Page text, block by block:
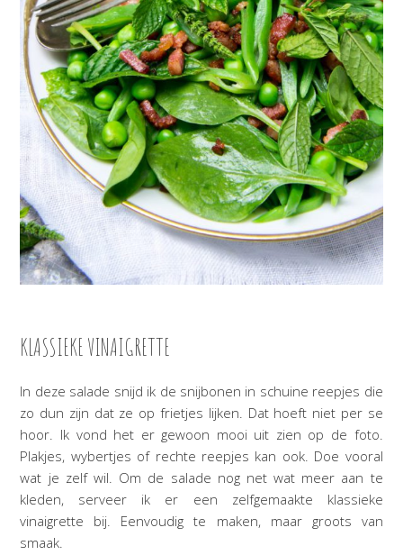
KLASSIEKE VINAIGRETTE
In deze salade snijd ik de snijbonen in schuine reepjes die
zo dun zijn dat ze op frietjes lijken. Dat hoeft niet per se
hoor. Ik vond het er gewoon mooi uit zien op de foto.
Plakjes, wybertjes of rechte reepjes kan ook. Doe vooral
wat je zelf wil. Om de salade nog net wat meer aan te
kleden, serveer ik er een zelfgemaakte klassieke
vinaigrette bij. Eenvoudig te maken, maar groots van
smaak.